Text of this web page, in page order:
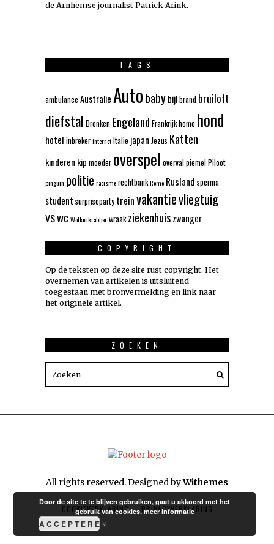
de Arnhemse journalist Patrick Arink.
TAGS
ambulance AustralieAutobabybijlbrand bruiloft
diefstal Dronken Engeland Frankrijkhomo hond
hotel inbrekerinternetItalie japan Jezus Katten
kinderen kip moeder overspel overvalpiemelPiloot
pinguin politie racismerechtbankRome Rusland sperma
student surpriseparty treinvakantievliegtuig
VSwc Wolkenkrabberwraak ziekenhuiszwanger
COPYRIGHT
Op de teksten op deze site rust copyright. Het
overnemen van artikelen is uitsluitend
toegestaan met bronvermelding en link naar
het originele artikel.
ZOEKEN
All rights reserved. Designed byWithemes
COOKIEVERKLARING PRIVACYVERKLARING
Door de site te te blijven gebruiken, gaat u akkoord met het
gebruik van cookies.meer informatie
ACCEPTEREN